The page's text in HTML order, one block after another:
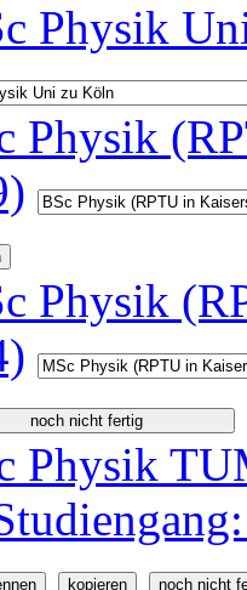
Physik
Physik
Physik
Physik